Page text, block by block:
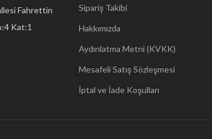
Fahrettin
Kat:1
Sipariş Takibi
Hakkımızda
Aydınlatma Metni (KVKK)
Mesafeli Satış Sözleşmesi
İptal ve İade Koşulları